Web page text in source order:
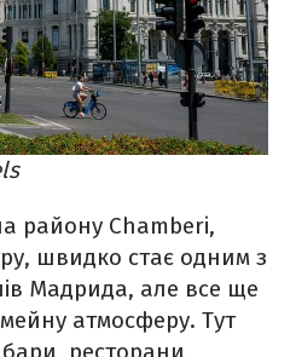
району Chamberi,
швидко стає одним з
Мадрида, але все ще
атмосферу. Тут